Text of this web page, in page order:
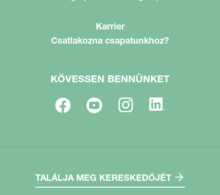
Karrier
Csatlakozna csapatunkhoz?
KÖVESSEN BENNÜNKET
TALÁLJA MEG KERESKEDŐJÉT